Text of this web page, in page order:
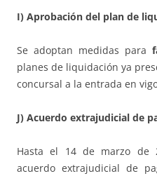
I) Aprobación del plan de
Se adoptan medidas para
planes de liquidación ya
concursal a la entrada en
J) Acuerdo extrajudicial de
Hasta el 14 de marzo de
acuerdo extrajudicial de